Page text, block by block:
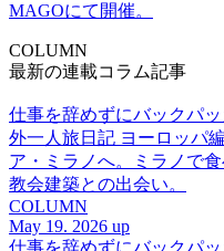
MAGOにて開催。
COLUMN
最新の連載コラム記事
仕事を辞めずにバックパ
外一人旅日記 ヨーロッパ
ア・ミラノへ。ミラノで
教会建築との出会い。
COLUMN
May 19. 2026 up